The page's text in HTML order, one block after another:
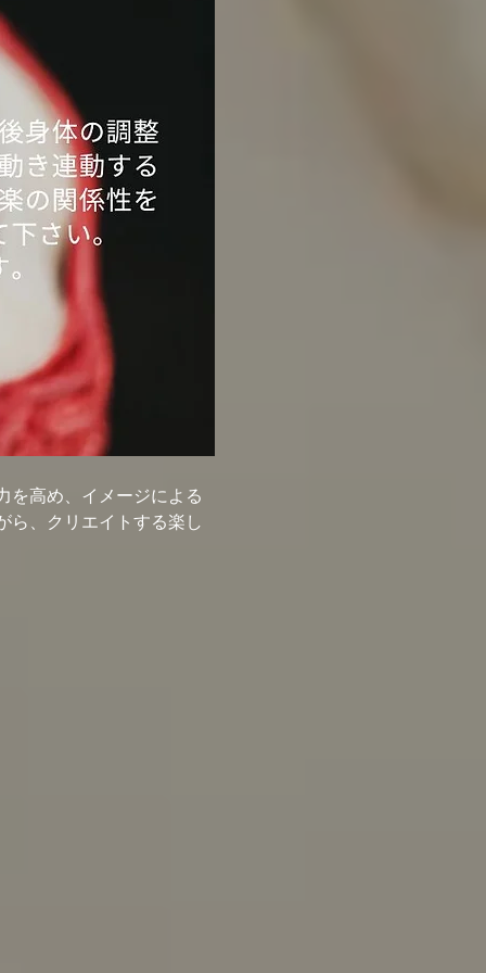
を高め、イメージによる
ら、クリエイトする楽し